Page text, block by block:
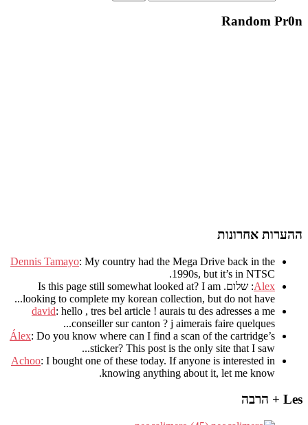
Random Pr0n
ההערות אחרונות
Dennis Tamayo: My country had the Mega Drive back in the
1990s, but it’s in NTSC
.
Alex: שלום. Is this page still somewhat looked at? I am
looking to complete my korean collection, but do not have..
.
david: hello , tres bel article ! aurais tu des adresses a me
conseiller sur canton ? j aimerais faire quelques..
.
Álex: Do you know where can I find a scan of the cartridge’s
sticker? This post is the only site that I saw...
Achoo: I bought one of these today. If anyone is interested in
knowing anything about it, let me know.
Les + הרבה